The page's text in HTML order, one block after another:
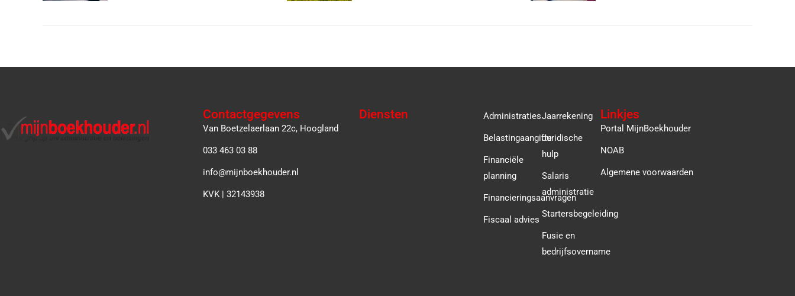
Contactgegevens
Van Boetzelaerlaan 22c, Hoogland
033 463 03 88
info@mijnboekhouder.nl
KVK | 32143938
Diensten Administraties
Belastingaangifte
Financiële
planning
Financieringsaanvragen
Fiscaal advies
Jaarrekening
Juridische
hulp
Salaris
administratie
Startersbegeleiding
Fusie en
bedrijfsovername
Linkjes
Portal MijnBoekhouder
NOAB
Algemene voorwaarden